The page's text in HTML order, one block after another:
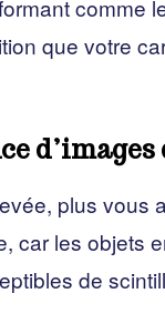
comme
que votre
plus vous
car les objets
de